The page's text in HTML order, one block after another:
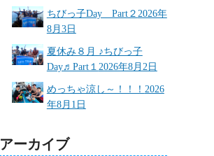
ちびっ子Day Part２ 2026年
8月3日
夏休み８月 ♪ちびっ子
Day♬Part１ 2026年8月2日
めっちゃ涼し～！！！ 2026
年8月1日
アーカイブ